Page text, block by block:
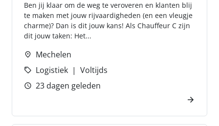
Ben jij klaar om de weg te veroveren en klanten blij
te maken met jouw rijvaardigheden (en een vleugje
charme)? Dan is dit jouw kans! Als Chauffeur C zijn
dit jouw taken: Het...
Mechelen
Logistiek
Voltijds
23 dagen geleden